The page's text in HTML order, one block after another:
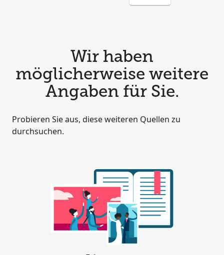
Wir haben
möglicherweise weitere
Angaben für Sie.
Probieren Sie aus, diese weiteren Quellen zu
durchsuchen.